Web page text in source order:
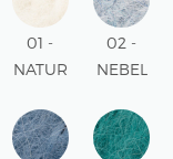
01 -
NATUR
COLOUR
02 -
NEBEL
COLOUR